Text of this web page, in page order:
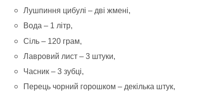
Лушпиння цибулі – дві жмені,
Вода – 1 літp,
Сіль – 120 грам,
Лавровий лист – 3 штуки,
Часник – 3 зубці,
Перець чорний горошком – декілька штук,